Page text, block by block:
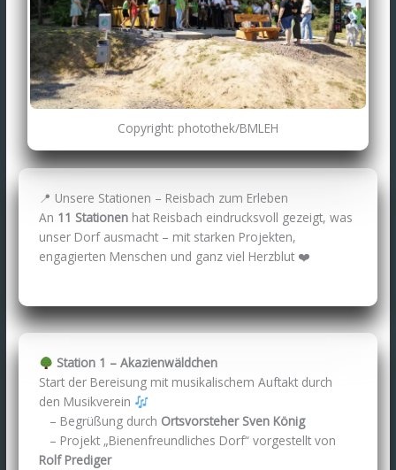
Copyright: photothek/BMLEH
📍 Unsere Stationen – Reisbach zum Erleben
An 11 Stationen hat Reisbach eindrucksvoll gezeigt, was
unser Dorf ausmacht – mit starken Projekten,
engagierten Menschen und ganz viel Herzblut ❤️
Station 1 – Akazienwäldchen
Start der Bereisung mit musikalischem Auftakt durch
den Musikverein
– Begrüßung durch Ortsvorsteher Sven König
– Projekt „Bienenfreundliches Dorf“ vorgestellt von
Rolf Prediger